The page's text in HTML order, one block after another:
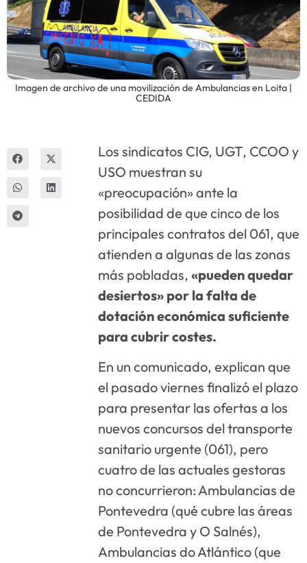
Imagen de archivo de una movilización de Ambulancias en Loita |
CEDIDA
Los sindicatos CIG, UGT, CCOO y
USO muestran su
«preocupación» ante la
posibilidad de que cinco de los
principales contratos del 061, que
atienden a algunas de las zonas
más pobladas, «pueden quedar
desiertos» por la falta de
dotación económica suficiente
para cubrir costes.
En un comunicado, explican que
el pasado viernes finalizó el plazo
para presentar las ofertas a los
nuevos concursos del transporte
sanitario urgente (061), pero
cuatro de las actuales gestoras
no concurrieron: Ambulancias de
Pontevedra (qué cubre las áreas
de Pontevedra y O Salnés),
Ambulancias do Atlántico (que